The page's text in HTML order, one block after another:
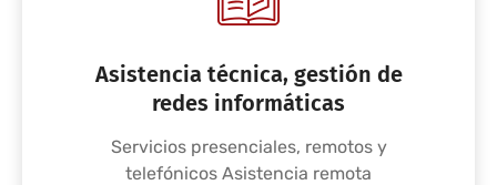
Asistencia técnica, gestión de
redes informáticas
Servicios presenciales, remotos y
telefónicos Asistencia remota